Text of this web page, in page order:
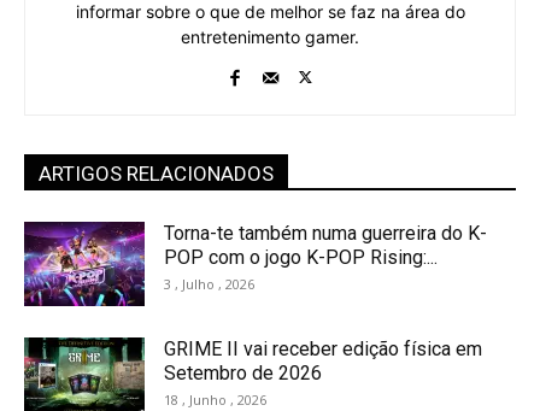
informar sobre o que de melhor se faz na área do
entretenimento gamer.
ARTIGOS RELACIONADOS
Torna-te também numa guerreira do K-
POP com o jogo K-POP Rising:...
3 , Julho , 2026
GRIME II vai receber edição física em
Setembro de 2026
18 , Junho , 2026